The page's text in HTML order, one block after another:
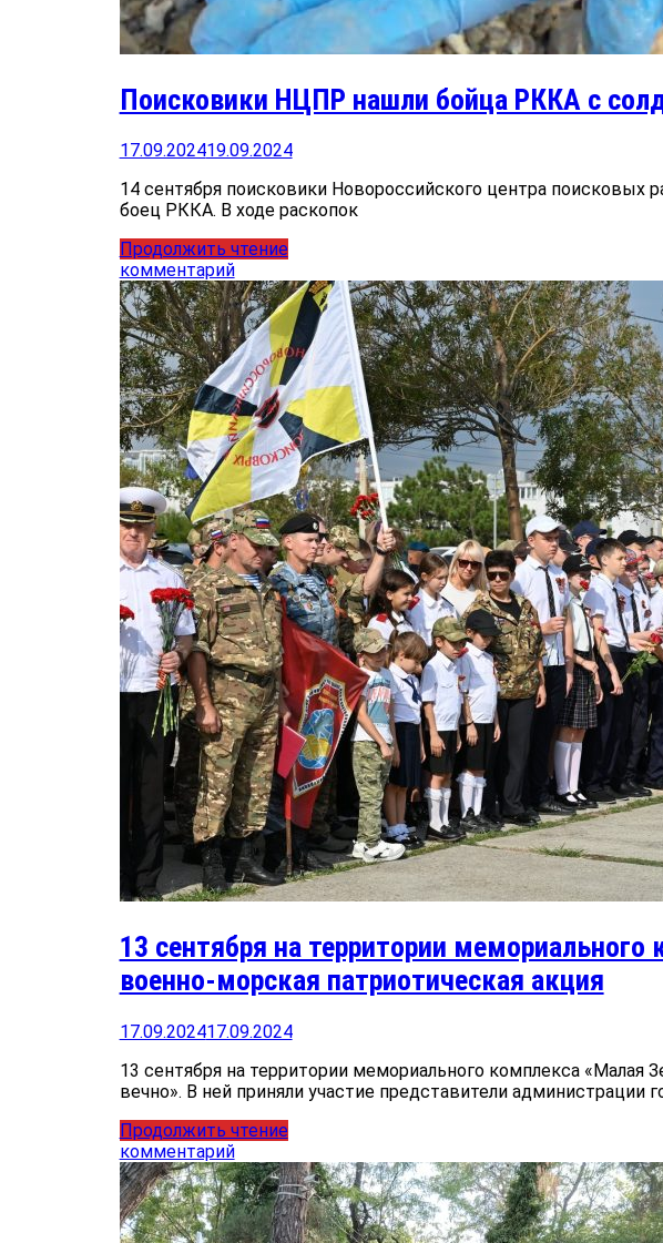
Поисковики НЦПР нашли бойца РККА с
17.09.202419.09.2024
14 сентября поисковики Новороссийского центра поисковых
боец РККА. В ходе раскопок
Продолжить чтение
комментарий
13 сентября на территории
военно-морская патриотическая акция
17.09.202417.09.2024
13 сентября на территории мемориального комплекса «Малая
вечно». В ней приняли участие представители администрации
Продолжить чтение
комментарий